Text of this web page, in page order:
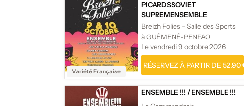
Variété Française
PICARDSSOVIET
SUPREMENSEMBLE
!!!FESTIVAL BREIZH FOLIES/
FESTIVAL BREIZH FOLIES
Breizh Folies - Salle des Sports
à GUÉMENÉ-PENFAO
Le vendredi 9 octobre 2026
RÉSERVEZ À PARTIR DE 52.90 €
ENSEMBLE !!! /ENSEMBLE !!!